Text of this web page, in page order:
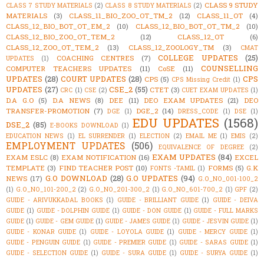
CLASS 7 STUDY MATERIALS (2) CLASS 8 STUDY MATERIALS (2) CLASS 9 STUDY
MATERIALS
(3) CLASS_11_BIO_ZOO_OT_TM_2 (12) CLASS_11_OT
(4)
CLASS_12_BIO_BOT_OT_EM_2
(10) CLASS_12_BIO_BOT_OT_TM_2
(10)
CLASS_12_BIO_ZOO_OT_TEM_2
(12) CLASS_12_OT
(6)
CLASS_12_ZOO_OT_TEM_2
(13) CLASS_12_ZOOLOGY_TM (3)
CMAT
UPDATES
(1) COACHING CENTRES (7) COLLEGE UPDATES (25)
COMPUTER TEACHERS UPDATES (11) CoSE (11)
COUNSELLING
UPDATES (28) COURT UPDATES (28) CPS (5) CPS Missing Credit (1) CPS
UPDATES (27) CRC (1) CSE (2) CSE_2 (55) CTET (3) CUET EXAM UPDATES (1)
D.A G.O (5) D.A NEWS (8) DEE (11) DEO EXAM UPDATES (21)
DEO
TRANSFER-PROMOTION (7) DGE (1) DGE_2 (14) DRESS_CODE (1) DSE (1)
DSE_2 (85) E-BOOKS DOWNLOAD (1) EDU UPDATES (1568)
EDUCATION NEWS (1) EL SURRENDER (1) ELECTION (2) EMAIL ME (1) EMIS (2)
EMPLOYMENT UPDATES (506) EQUIVALENCE OF DEGREE (2)
EXAM ESLC (8) EXAM NOTIFICATION (16) EXAM UPDATES (84) EXCEL
TEMPLATE (3) FIND TEACHER POST (10) FONTS -TAMIL (1) FORMS (5) G.K
NEWS (17) G.O DOWNLOAD (28) G.O UPDATES (94) G.O_NO_001-100_2
(1) G.O_NO_101-200_2 (2) G.O_NO_201-300_2 (1) G.O_NO_601-700_2 (1) GPF (2)
GUIDE - ARIVUKKADAL BOOKS (1) GUIDE - BRILLIANT GUIDE (1) GUIDE - DEIVA
GUIDE (1) GUIDE - DOLPHIN GUIDE (1) GUIDE - DON GUIDE (1) GUIDE - FULL MARKS
GUIDE (1) GUIDE - GEM GUIDE (1) GUIDE - JAMES GUIDE (1) GUIDE - JESVIN GUIDE (1)
GUIDE - KONAR GUIDE (1) GUIDE - LOYOLA GUIDE (1) GUIDE - MERCY GUIDE (1)
GUIDE - PENGUIN GUIDE (1) GUIDE - PREMIER GUIDE (1) GUIDE - SARAS GUIDE (1)
GUIDE - SELECTION GUIDE (1) GUIDE - SURA GUIDE (1) GUIDE - SURYA GUIDE (1)